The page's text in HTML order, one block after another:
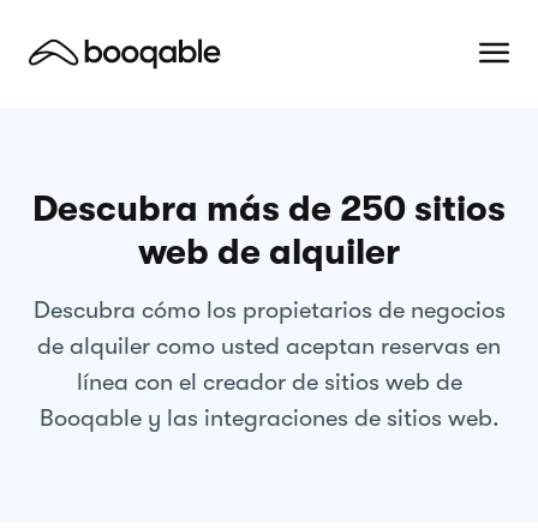
Descubra más de 250 sitios
web de alquiler
Descubra cómo los propietarios de negocios
de alquiler como usted aceptan reservas en
línea con el creador de sitios web de
Booqable y las integraciones de sitios web.